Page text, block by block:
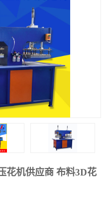
花机供应商 布料3D花
海绵产品成型机